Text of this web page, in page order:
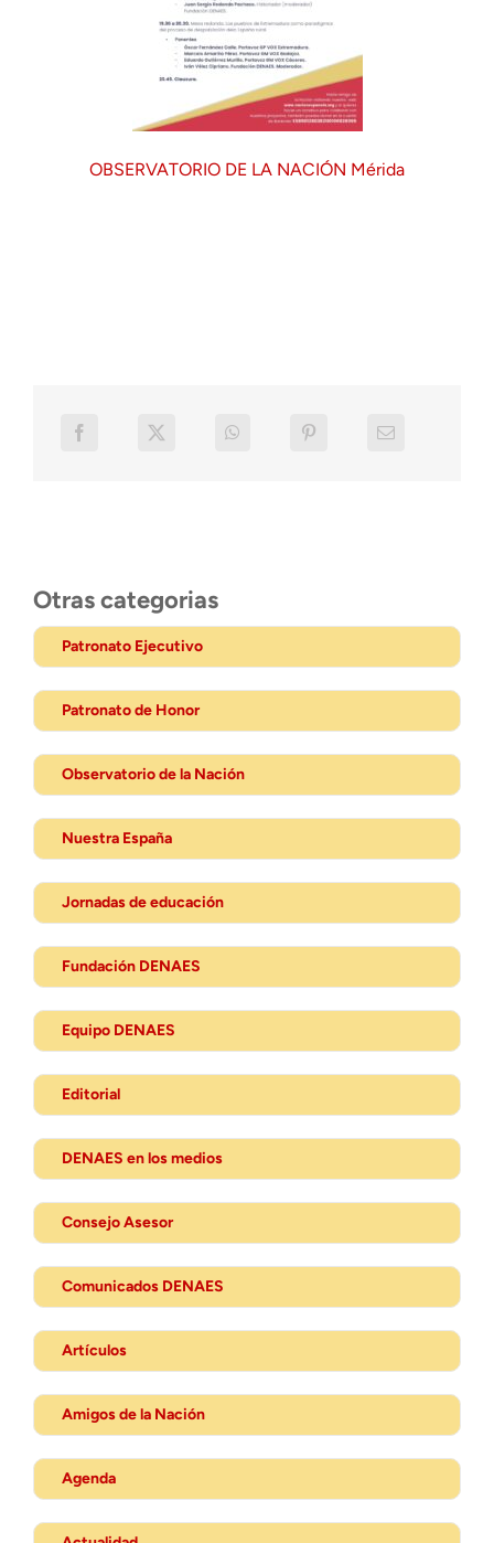
OBSERVATORIO DE LA NACIÓN Mérida
Otras categorias
Patronato Ejecutivo
Patronato de Honor
Observatorio de la Nación
Nuestra España
Jornadas de educación
Fundación DENAES
Equipo DENAES
Editorial
DENAES en los medios
Consejo Asesor
Comunicados DENAES
Artículos
Amigos de la Nación
Agenda